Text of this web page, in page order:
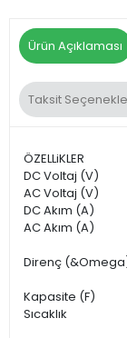
Ürün Açıklaması
Taksit
ÖZELLiKLER
DC Voltaj (V)
AC Voltaj (V)
DC Akım (A)
AC Akım (A)
Direnç
Kapasite (F)
Sıcaklık